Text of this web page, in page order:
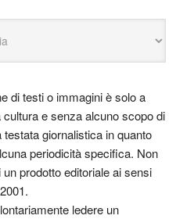
di testi o immagini è solo a
e senza alcuno scopo di
giornalistica in quanto
periodicità specifica. Non
prodotto editoriale ai sensi
ledere un